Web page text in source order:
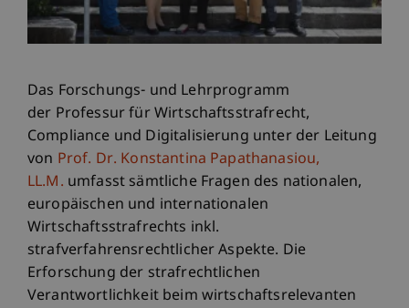
Das Forschungs- und Lehrprogramm
der Professur für Wirtschaftsstrafrecht,
Compliance und Digitalisierung unter der Leitung
von Prof. Dr. Konstantina Papathanasiou,
LL.M. umfasst sämtliche Fragen des nationalen,
europäischen und internationalen
Wirtschaftsstrafrechts inkl.
strafverfahrensrechtlicher Aspekte. Die
Erforschung der strafrechtlichen
Verantwortlichkeit beim wirtschaftsrelevanten